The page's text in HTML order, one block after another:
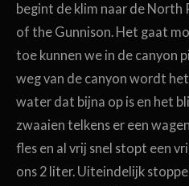
begint de klim naar de North
of the Gunnison. Het gaat
toe kunnen we in de canyon
weg van de canyon wordt
water dat bijna op is en het
zwaaien telkens er een
fles en al vrij snel stopt een
ons 2 liter. Uiteindelijk